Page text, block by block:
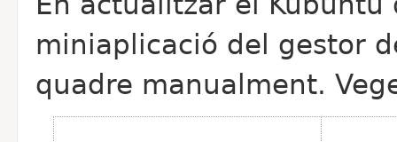
miniaplicació del gestor
quadre manualment.